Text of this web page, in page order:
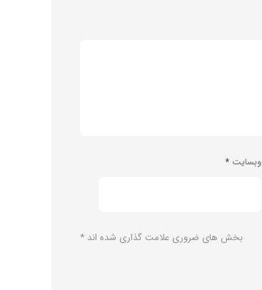
وبسایت*
بخش های ضروری علامت گذاری شده اند *